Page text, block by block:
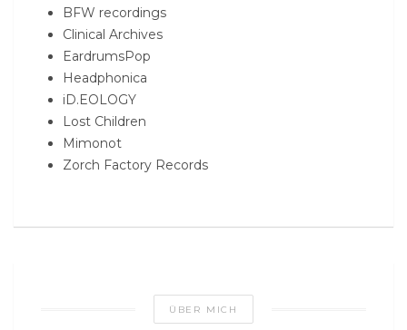
BFW recordings
Clinical Archives
EardrumsPop
Headphonica
iD.EOLOGY
Lost Children
Mimonot
Zorch Factory Records
ÜBER MICH